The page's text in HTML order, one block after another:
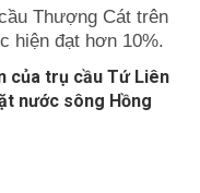
Thượng Cát trên
hiện đạt hơn 10%.
của trụ cầu Tứ Liên
nước sông Hồng